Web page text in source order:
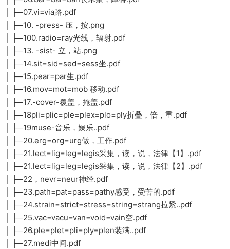
│ ├─07.vi=via路.pdf
│ ├─10. -press- 压，按.png
│ ├─100.radio=ray光线，辐射.pdf
│ ├─13. -sist- 立，站.png
│ ├─14.sit=sid=sed=sess坐.pdf
│ ├─15.pear=par生.pdf
│ ├─16.mov=mot=mob 移动.pdf
│ ├─17.-cover-覆盖，掩盖.pdf
│ ├─18pli=plic=ple=plex=plo=ply折叠，倍，重.pdf
│ ├─19muse-音乐，娱乐..pdf
│ ├─20.erg=org=urg做，工作.pdf
│ ├─21.lect=lig=leg=legis采集，读，说，法律【1】.pdf
│ ├─21.lect=lig=leg=legis采集，读，说，法律【2】.pdf
│ ├─22，nevr=neur神经.pdf
│ ├─23.path=pat=pass=pathy感受，受苦的.pdf
│ ├─24.strain=strict=stress=string=strang拉紧..pdf
│ ├─25.vac=vacu=van=void=vain空.pdf
│ ├─26.ple=plet=pli=ply=plen装满..pdf
│ ├─27.medi中间.pdf